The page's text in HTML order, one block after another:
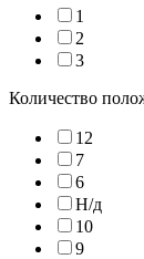
1
2
3
Количество
12
7
6
Н/д
10
9